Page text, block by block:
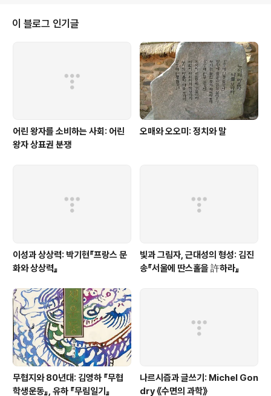
와 버스가 비슷한 역할을 수행하기 때문이다. 게다가 두 작
품이 펼쳐지는 공간 또한 상당히 흡사하다. 블라디미르와
에스트라공이 고도를 기다리는 장소는 나무 한 그루가 서
있는 시골이고, 《버스 정류장》 역시 '버스 정류장車站' 팻
말이 서 있는 시골길이다. 또, 두 작품의 공간은 연극 내내
바뀌지 않는다; 두 작품의..
이 블로그 인기글
어린 왕자를 소비하는 사회: 어린
왕자 상표권 분쟁
오매와 오오미: 정치와 말
이성과 상상력: 박기현『프랑스 문
화와 상상력』
빛과 그림자, 근대성의 형성: 김진
송『서울에 딴스홀을 許하라』
무협지와 80년대: 김영하 『무협
학생운동』, 유하 『무림일기』
나르시즘과 글쓰기: Michel Gon
dry 《수면의 과학》